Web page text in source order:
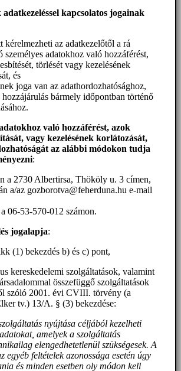
kapcsolatos jogainak
kérelmezheti az adatkezelőtől a rá
személyes adatokhoz való hozzáférést,
törlését vagy kezelésének
és
joga van az adathordozhatósághoz,
hozzájárulás bármely időpontban történő
való hozzáférést, azok
vagy kezelésének korlátozását,
az alábbi módokon tudja
:
a 2730 Albertirsa, Thököly u. 3 címen,
a/az gozborotva@feherduna.hu e-mail
06-53-570-012 számon.
jogalapja:
(1) bekezdés b) és c) pont,
kereskedelemi szolgáltatások, valamint
összefüggő szolgáltatások
szóló 2001. évi CVIII. törvény (a
tv.) 13/A. § (3) bekezdése:
nyújtása céljából kezelheti
amelyek a szolgáltatás
elengedhetetlenül szükségesek. A
egyéb feltételek azonossága esetén úgy
és minden esetben oly módon kell